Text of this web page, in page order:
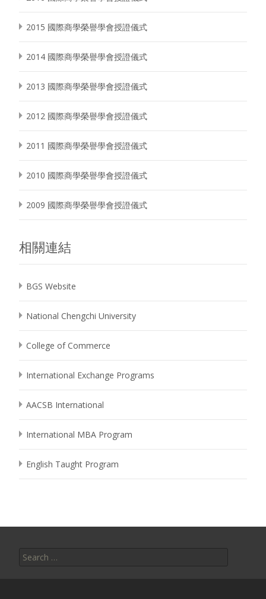
2015 國際商學榮譽學會授證儀式
2014 國際商學榮譽學會授證儀式
2013 國際商學榮譽學會授證儀式
2012 國際商學榮譽學會授證儀式
2011 國際商學榮譽學會授證儀式
2010 國際商學榮譽學會授證儀式
2009 國際商學榮譽學會授證儀式
相關連結
BGS Website
National Chengchi University
College of Commerce
International Exchange Programs
AACSB International
International MBA Program
English Taught Program
for: